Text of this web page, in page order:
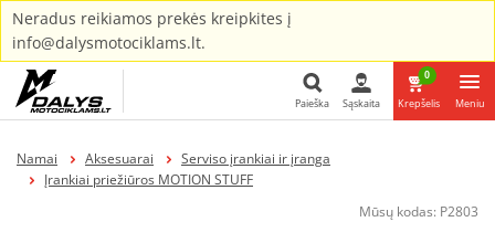
Neradus reikiamos prekės kreipkites į
info@dalysmotociklams.lt.
Paieška Sąskaita
0
Krepšelis Meniu
Namai Aksesuarai
Serviso įrankiai ir įranga
Įrankiai priežiūros MOTION STUFF
Mūsų kodas: P2803